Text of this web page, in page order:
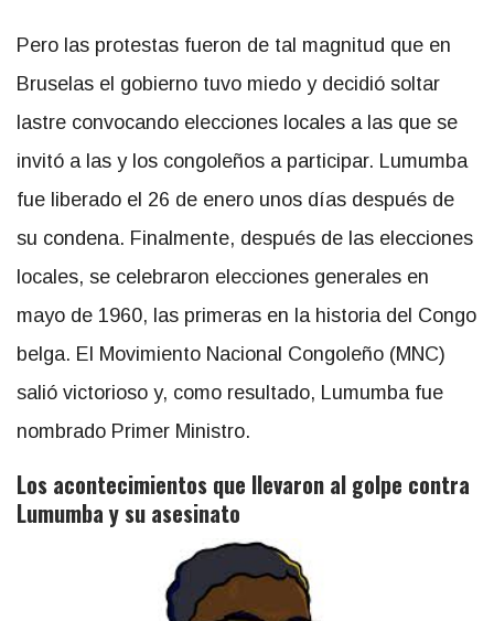
Pero las protestas fueron de tal magnitud que en
Bruselas el gobierno tuvo miedo y decidió soltar
lastre convocando elecciones locales a las que se
invitó a las y los congoleños a participar. Lumumba
fue liberado el 26 de enero unos días después de
su condena. Finalmente, después de las elecciones
locales, se celebraron elecciones generales en
mayo de 1960, las primeras en la historia del Congo
belga. El Movimiento Nacional Congoleño (MNC)
salió victorioso y, como resultado, Lumumba fue
nombrado Primer Ministro.
Los acontecimientos que llevaron al golpe contra
Lumumba y su asesinato